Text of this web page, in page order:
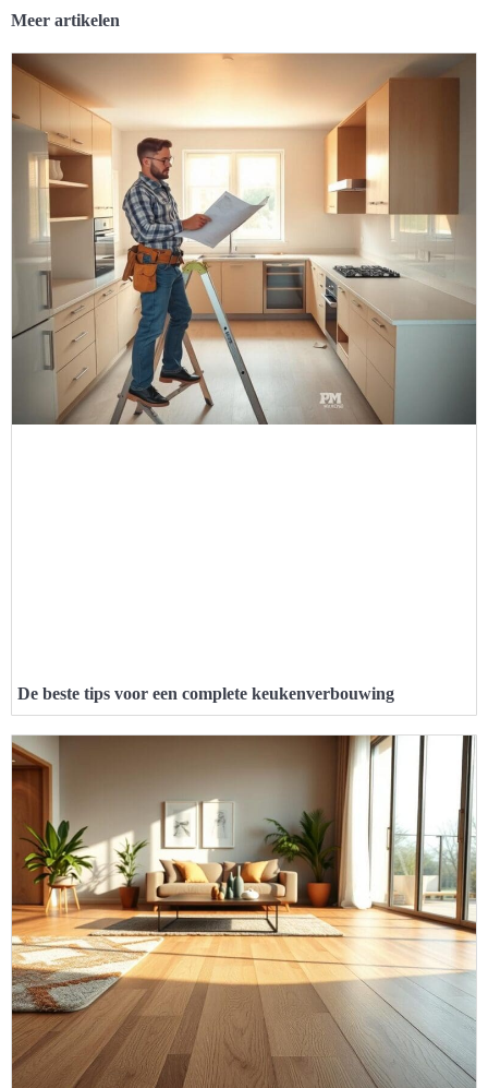
Meer artikelen
De beste tips voor een complete keukenverbouwing